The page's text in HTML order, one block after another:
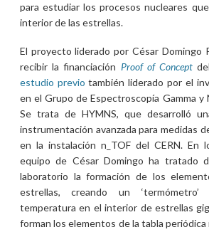
para estudiar los procesos nucleares
interior de las estrellas.
El proyecto liderado por César Domingo
recibir la financiación Proof of Concept
estudio previo también liderado por el
en el Grupo de Espectroscopía Gamma
Se trata de HYMNS, que desarrolló
instrumentación avanzada para medidas
en la instalación n_TOF del CERN. En
equipo de César Domingo ha tratado
laboratorio la formación de los
estrellas, creando un
temperatura en el interior de estrellas
forman los elementos de la tabla periódica